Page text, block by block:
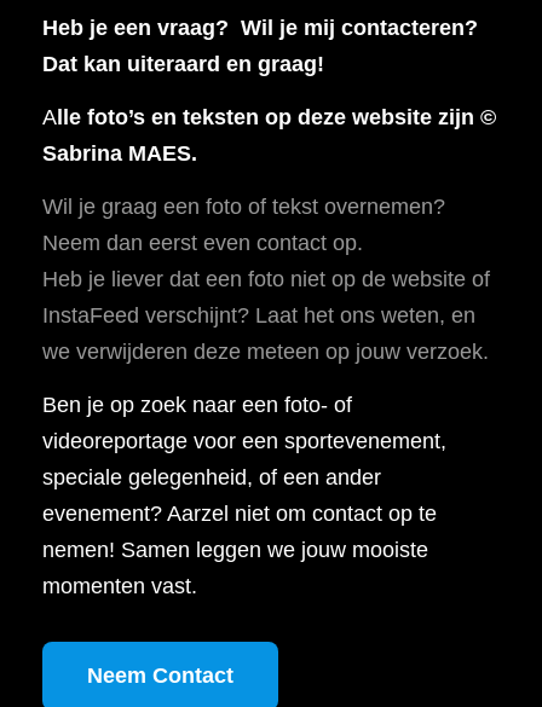
Heb je een vraag? Wil je mij contacteren?
Dat kan uiteraard en graag!
Alle foto’s en teksten op deze website zijn ©
Sabrina MAES.
Wil je graag een foto of tekst overnemen?
Neem dan eerst even contact op.
Heb je liever dat een foto niet op de website of
InstaFeed verschijnt? Laat het ons weten, en
we verwijderen deze meteen op jouw verzoek.
Ben je op zoek naar een foto- of
videoreportage voor een sportevenement,
speciale gelegenheid, of een ander
evenement? Aarzel niet om contact op te
nemen! Samen leggen we jouw mooiste
momenten vast.
Neem Contact